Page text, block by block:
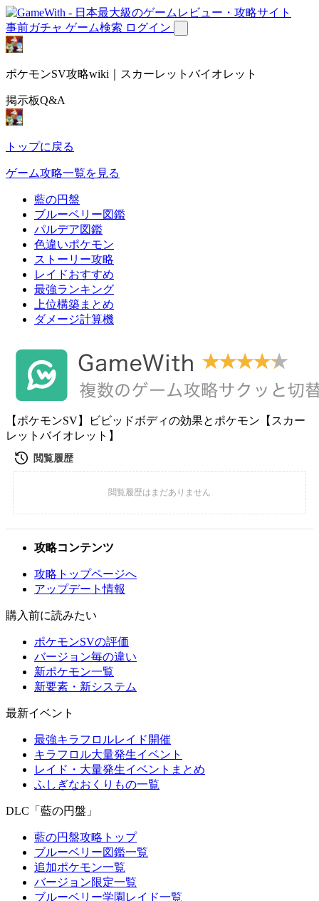
事前ガチャ ゲーム検索 ログイン
ポケモンSV攻略wiki｜スカーレットバイオレット
掲示板Q&A
トップに戻る
ゲーム攻略一覧を見る
藍の円盤
ブルーベリー図鑑
パルデア図鑑
色違いポケモン
ストーリー攻略
レイドおすすめ
最強ランキング
上位構築まとめ
ダメージ計算機
【ポケモンSV】ビビッドボディの効果とポケモン【スカー
レットバイオレット】
攻略コンテンツ
攻略トップページへ
アップデート情報
購入前に読みたい
ポケモンSVの評価
バージョン毎の違い
新ポケモン一覧
新要素・新システム
最新イベント
最強キラフロルレイド開催
キラフロル大量発生イベント
レイド・大量発生イベントまとめ
ふしぎなおくりもの一覧
DLC「藍の円盤」
藍の円盤攻略トップ
ブルーベリー図鑑一覧
追加ポケモン一覧
バージョン限定一覧
ブルーベリー学園レイド一覧